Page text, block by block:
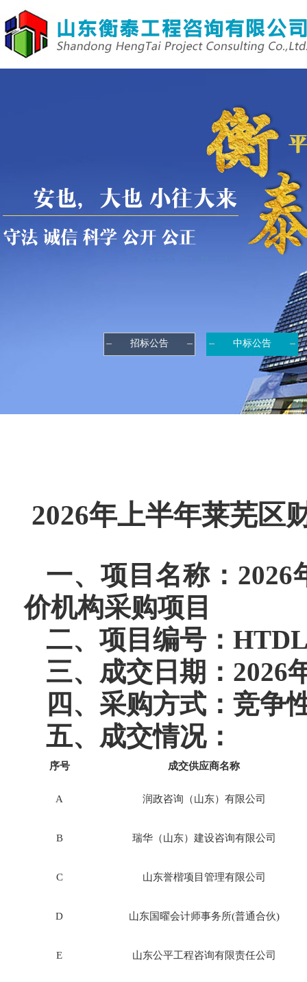
招标公告 中标公告
2026年上半年莱芜区
一、项目名称： 2026
价机构采购项目
二、项目编号：
三、成交日期： 2026
四、采购方式：竞争
五、成交情况：
序号 成交供应商名称
A 润政咨询（山东）有限公司
B 瑞华（山东）建设咨询有限公司
C 山东誉楷项目管理有限公司
D 山东国曜会计师事务所(普通合伙)
E 山东公平工程咨询有限责任公司